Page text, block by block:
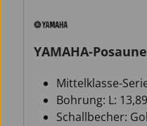
YAMAHA-Posaune
Mittelklasse-
Bohrung: L:
Schallbecher: